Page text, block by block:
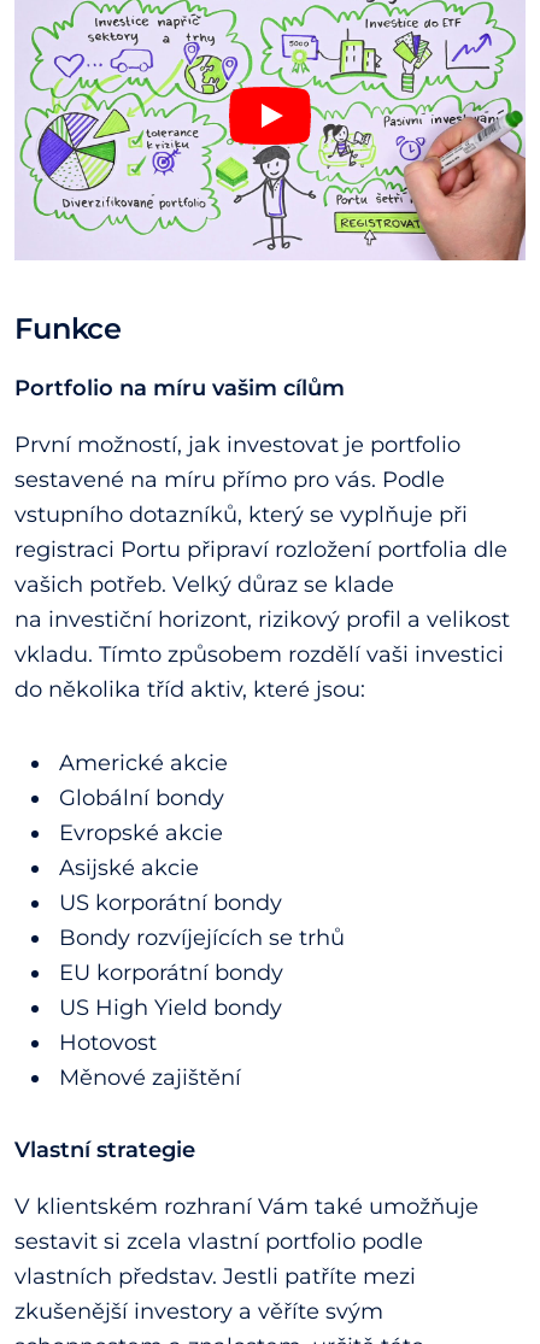
Funkce
Portfolio na míru vašim cílům
První možností, jak investovat je portfolio
sestavené na míru přímo pro vás. Podle
vstupního dotazníků, který se vyplňuje při
registraci Portu připraví rozložení portfolia dle
vašich potřeb. Velký důraz se klade
na investiční horizont, rizikový profil a velikost
vkladu. Tímto způsobem rozdělí vaši investici
do několika tříd aktiv, které jsou:
Americké akcie
Globální bondy
Evropské akcie
Asijské akcie
US korporátní bondy
Bondy rozvíjejících se trhů
EU korporátní bondy
US High Yield bondy
Hotovost
Měnové zajištění
Vlastní strategie
V klientském rozhraní Vám také umožňuje
sestavit si zcela vlastní portfolio podle
vlastních představ. Jestli patříte mezi
zkušenější investory a věříte svým